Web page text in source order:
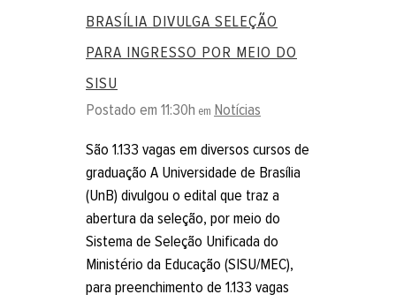
BRASÍLIA DIVULGA SELEÇÃO
PARA INGRESSO POR MEIO DO
SISU
Postado em 11:30h em Notícias
São 1.133 vagas em diversos cursos de
graduação A Universidade de Brasília
(UnB) divulgou o edital que traz a
abertura da seleção, por meio do
Sistema de Seleção Unificada do
Ministério da Educação (SISU/MEC),
para preenchimento de 1.133 vagas